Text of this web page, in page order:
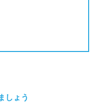
しょう